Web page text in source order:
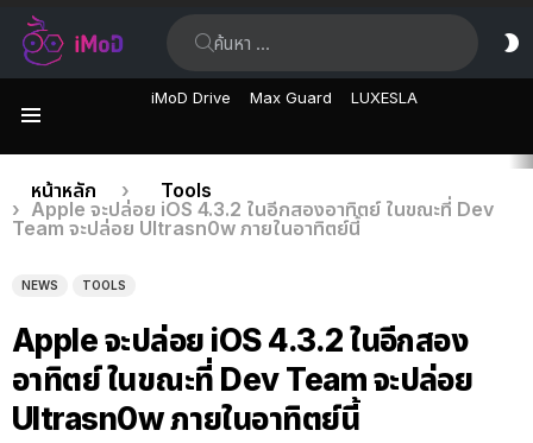
iMoD Drive Max Guard LUXESLA
เรื่อง
ล่าสุด
คุณอยู่ที่นี่:
หน้าหลัก
Tools
Apple จะปล่อย iOS 4.3.2 ในอีกสองอาทิตย์ ในขณะที่ Dev
Team จะปล่อย Ultrasn0w ภายในอาทิตย์นี้
NEWS TOOLS
Apple จะปล่อย iOS 4.3.2 ในอีกสอง
อาทิตย์ ในขณะที่ Dev Team จะปล่อย
Ultrasn0w ภายในอาทิตย์นี้